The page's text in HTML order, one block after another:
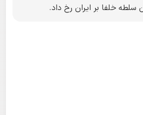
خلفا بر ایران رخ داد.